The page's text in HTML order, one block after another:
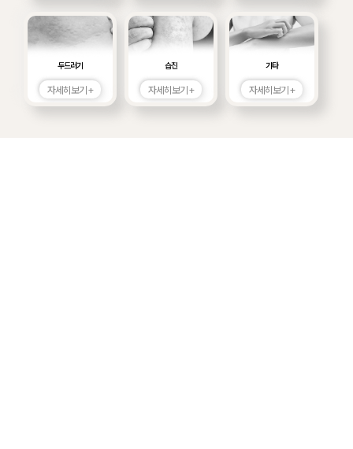
두드러기
자세히보기 +
습진
자세히보기 +
기타
자세히보기 +